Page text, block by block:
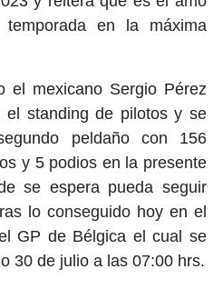
en la máxima
el mexicano Sergio Pérez
el standing de pilotos y se
peldaño con 156
y 5 podios en la presente
se espera pueda seguir
lo conseguido hoy en el
GP de Bélgica el cual se
30 de julio a las 07:00 hrs.